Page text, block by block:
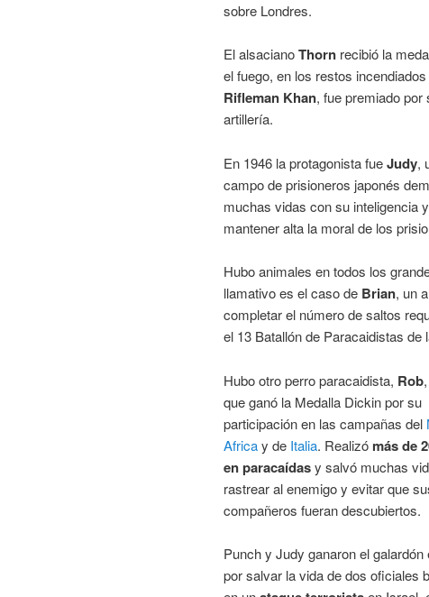
sobre Londres.
El alsacianoThorn recibió la
el fuego, en los restos
Rifleman Khan, fue premiado por
artillería.
En 1946 la protagonista fueJudy,
campo de prisioneros japonés
muchas vidas con su inteligencia
mantener alta la moral de los
Hubo animales en todos los
llamativo es el caso de Brian, un
completar el número de saltos
el 13 Batallón de Paracaidistas
Hubo otro perro paracaidista, Rob
que ganó la Medalla Dickin por su
participación en las campañas del
Africay de Italia. Realizó más de
en paracaídasy salvó muchas
rastrear al enemigo y evitar que
compañeros fueran descubiertos.
Punch y Judy ganaron el galardón
por salvar la vida de dos oficiales